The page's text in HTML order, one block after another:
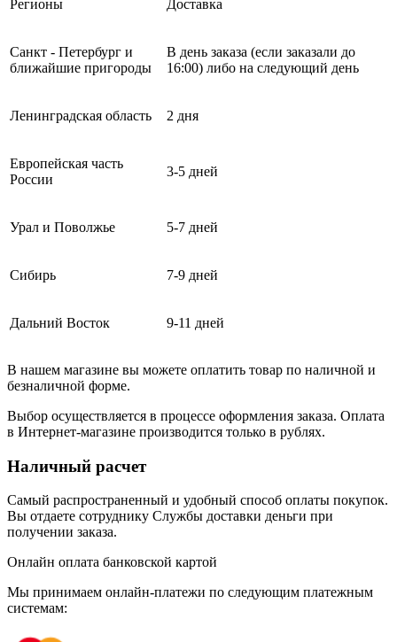
Регионы Доставка
Санкт - Петербург и
ближайшие пригороды
В день заказа (если заказали до
16:00) либо на следующий день
Ленинградская область 2 дня
Европейская часть
России
3-5 дней
Урал и Поволжье 5-7 дней
Сибирь 7-9 дней
Дальний Восток 9-11 дней
В нашем магазине вы можете оплатить товар по наличной и
безналичной форме.
Выбор осуществляется в процессе оформления заказа. Оплата
в Интернет-магазине производится только в рублях.
Наличный расчет
Самый распространенный и удобный способ оплаты покупок.
Вы отдаете сотруднику Службы доставки деньги при
получении заказа.
Онлайн оплата банковской картой
Мы принимаем онлайн-платежи по cледующим платежным
системам: